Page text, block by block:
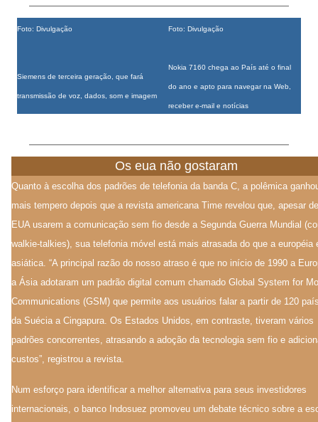
Foto: Divulgação Foto: Divulgação
Siemens de terceira geração, que fará
transmissão de voz, dados, som e imagem
Nokia 7160 chega ao País até o final
do ano e apto para navegar na Web,
receber e-mail e notícias
Os eua não gostaram
Quanto à escolha dos padrões de telefonia da banda C, a polêmica
mais tempero depois que a revista americana Time revelou que, apesar
EUA usarem a comunicação sem fio desde a Segunda Guerra Mundial
walkie-talkies), sua telefonia móvel está mais atrasada do que a européia
asiática. “A principal razão do nosso atraso é que no início de 1990 a
a Ásia adotaram um padrão digital comum chamado Global System for
Communications (GSM) que permite aos usuários falar a partir de 120
da Suécia a Cingapura. Os Estados Unidos, em contraste, tiveram vários
padrões concorrentes, atrasando a adoção da tecnologia sem fio e
custos”, registrou a revista.
Num esforço para identificar a melhor alternativa para seus investidores
internacionais, o banco Indosuez promoveu um debate técnico sobre a